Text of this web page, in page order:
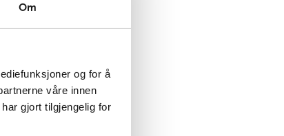
Om
og for å
våre innen
gjort tilgjengelig for
kvinner